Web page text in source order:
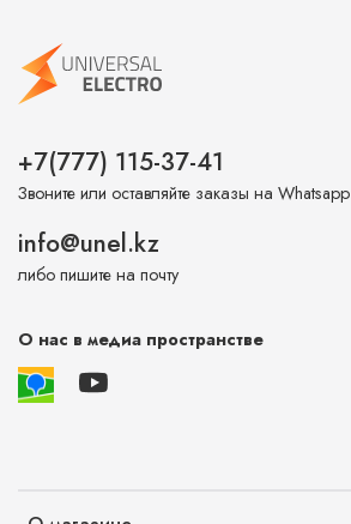
+7(777) 115-37-41
Звоните или оставляйте заказы на Whatsapp
info@unel.kz
либо пишите на почту
О нас в медиа пространстве